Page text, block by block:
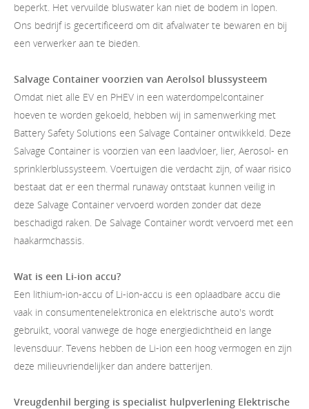
beperkt. Het vervuilde bluswater kan niet de bodem in lopen.
Ons bedrijf is gecertificeerd om dit afvalwater te bewaren en bij
een verwerker aan te bieden.
Salvage Container voorzien van Aerolsol blussysteem
Omdat niet alle EV en PHEV in een waterdompelcontainer
hoeven te worden gekoeld, hebben wij in samenwerking met
Battery Safety Solutions een Salvage Container ontwikkeld. Deze
Salvage Container is voorzien van een laadvloer, lier, Aerosol- en
sprinklerblussysteem. Voertuigen die verdacht zijn, of waar risico
bestaat dat er een thermal runaway ontstaat kunnen veilig in
deze Salvage Container vervoerd worden zonder dat deze
beschadigd raken. De Salvage Container wordt vervoerd met een
haakarmchassis.
Wat is een Li-ion accu?
Een lithium-ion-accu of Li-ion-accu is een oplaadbare accu die
vaak in consumentenelektronica en elektrische auto's wordt
gebruikt, vooral vanwege de hoge energiedichtheid en lange
levensduur. Tevens hebben de Li-ion een hoog vermogen en zijn
deze milieuvriendelijker dan andere batterijen.
Vreugdenhil berging is specialist hulpverlening Elektrische